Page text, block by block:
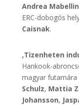
Andrea
ERC-dobogós
Caisnak.
,Tizenheten
Hankook-
magyar futamára
Schulz, Mattia
Johansson,